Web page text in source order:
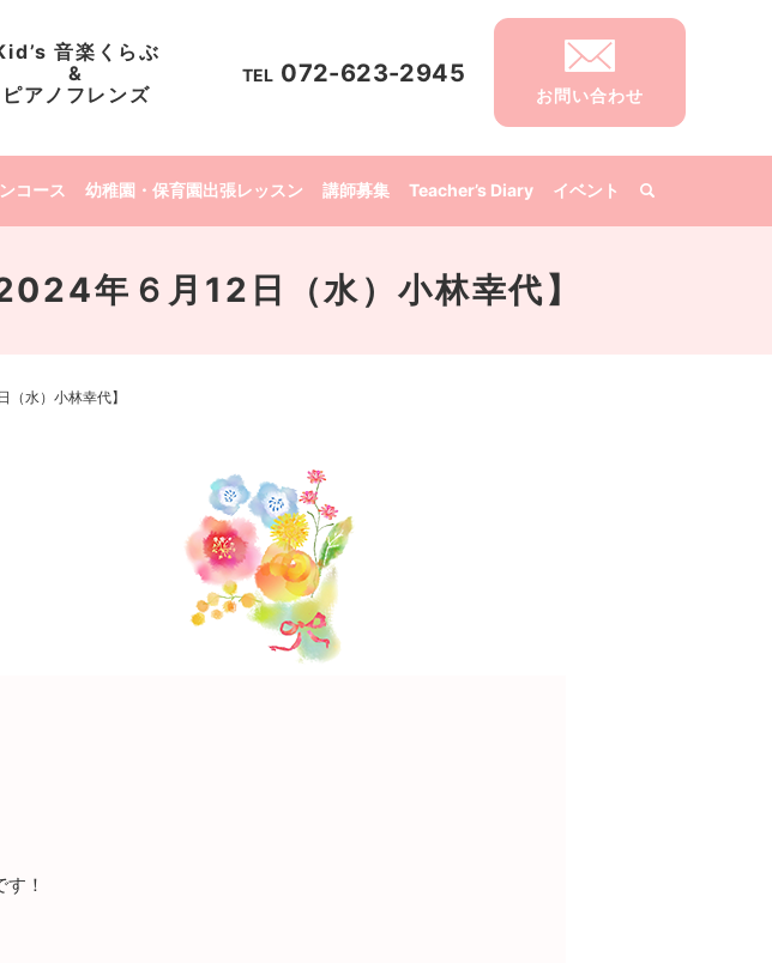
音楽くらぶ
&
ピアノフレンズ
コース 幼稚園・保育園出張レッスン 講師募集 Teacher’s Diary イベント
TEL 072-623-2945
お問い合わせ
年６月12日（水）小林幸代】
水）小林幸代】
！